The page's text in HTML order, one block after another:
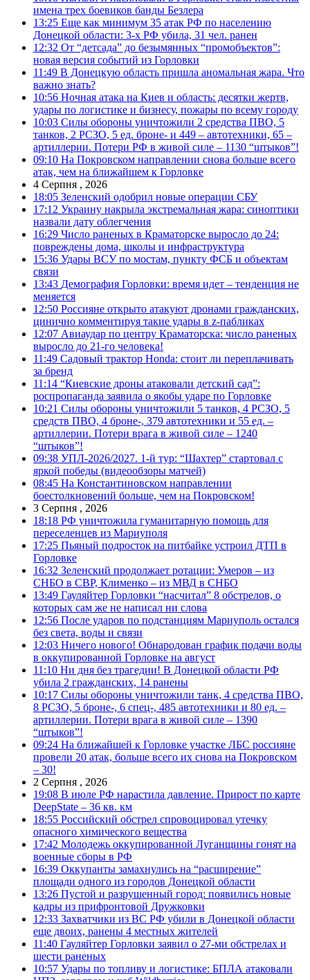
имена трех боевиков банды Безлера
13:25 Еще как минимум 35 атак РФ по населению
Донецкой области: 3-х РФ убила, 31 чел. ранен
12:32 От “детсада” до безымянных “промобъектов”:
новая версия событий из Горловки
11:49 В Донецкую область пришла аномальная жара. Что
важно знать?
10:56 Ночная атака на Киев и область: десятки жертв,
удары по логистике и бизнесу, пожары по всему городу
10:03 Силы обороны уничтожили 2 средства ПВО, 5
танков, 2 РСЗО, 5 ед. броне- и 449 – автотехники, 65 –
артиллерии. Потери РФ в живой силе – 1130 “штыков”!
09:10 На Покровском направлении снова больше всего
атак, чем на ближайшем к Горловке
4 Серпня , 2026
18:05 Зеленский одобрил новые операции СБУ
17:12 Украину накрыла экстремальная жара: синоптики
назвали дату облегчения
16:29 Число раненых в Краматорске выросло до 24:
повреждены дома, школы и инфраструктура
15:36 Удары ВСУ по мостам, пункту ФСБ и объектам
связи
13:43 Демография Горловки: время идет – тенденция не
меняется
12:50 Россияне открыто атакуют дронами гражданских,
цинично комментируя такие удары в z-пабликах
12:07 Авиаудар по центру Краматорска: число раненых
выросло до 21-го человека!
11:49 Садовый трактор Honda: стоит ли переплачивать
за бренд
11:14 “Киевские дроны атаковали детский сад”:
роспропаганда заявила о якобы ударе по Горловке
10:21 Силы обороны уничтожили 5 танков, 4 РСЗО, 5
средств ПВО, 4 броне-, 379 автотехники и 55 ед. –
артиллерии. Потери врага в живой силе – 1240
“штыков”!
09:38 УПЛ-2026/2027. 1-й тур: “Шахтер” стартовал с
яркой победы (видеообзоры матчей)
08:45 На Константиновском направлении
боестолкновений больше, чем на Покровском!
3 Серпня , 2026
18:18 РФ уничтожила гуманитарную помощь для
переселенцев из Мариуполя
17:25 Пьяный подросток на питбайке устроил ДТП в
Горловке
16:32 Зеленский продолжает ротации: Умеров – из
СНБО в СВР, Клименко – из МВД в СНБО
13:49 Гауляйтер Горловки “насчитал” 8 обстрелов, о
которых сам же не написал ни слова
12:56 После ударов по подстанциям Мариуполь остался
без света, воды и связи
12:03 Ничего нового! Обнародован график подачи воды
в оккупированной Горловке на август
11:10 Ни дня без трагедии! В Донецкой области РФ
убила 2 гражданских, 14 ранены
10:17 Силы обороны уничтожили танк, 4 средства ПВО,
8 РСЗО, 5 броне-, 6 спец-, 485 автотехники и 80 ед. –
артиллерии. Потери врага в живой силе – 1390
“штыков”!
09:24 На ближайшей к Горловке участке ЛБС россияне
провели 20 атак, больше всего их снова на Покровском
– 30!
2 Серпня , 2026
19:08 В июле РФ нарастила давление. Прирост по карте
DeepState – 36 кв. км
18:55 Российский обстрел спровоцировал утечку
опасного химического вещества
17:42 Молодежь оккупированной Луганщины гонят на
военные сборы в РФ
16:39 Оккупанты замахнулись на “расширение”
площади одного из городов Донецкой области
13:26 Пустой и разрушенный город: появились новые
кадры из прифронтовой Дружковки
12:33 Захватчики из ВС РФ убили в Донецкой области
еще двоих, ранены 4 местных жителей
11:40 Гауляйтер Горловки заявил о 27-ми обстрелах и
шести раненых
10:57 Удары по топливу и логистике: БПЛА атаковали